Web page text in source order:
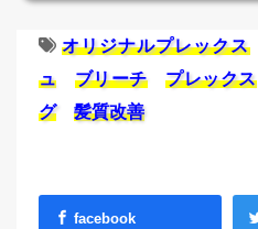
オリジナルプレックス
ュ
ブリーチ プレックス
グ
髪質改善
facebook